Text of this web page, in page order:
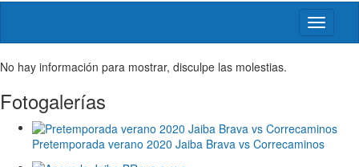
Activar/
menú
No hay información para mostrar, disculpe las molestias.
Fotogalerías
Pretemporada verano 2020 Jaiba Brava vs Correcaminos